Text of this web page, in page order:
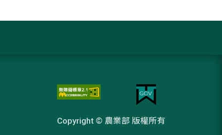
Copyright © 農業部 版權所有